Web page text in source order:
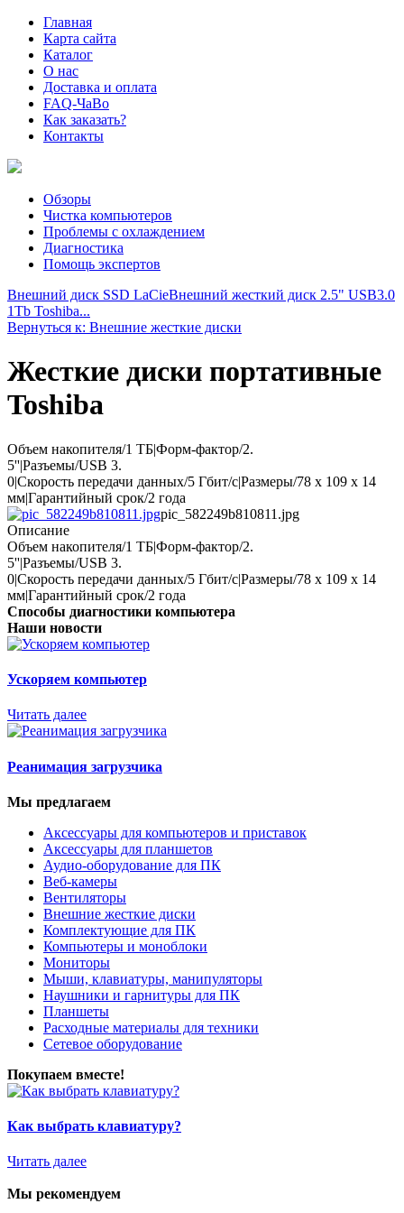
Главная
Карта сайта
Каталог
О нас
Доставка и оплата
FAQ-ЧаВо
Как заказать?
Контакты
Обзоры
Чистка компьютеров
Проблемы с охлаждением
Диагностика
Помощь экспертов
Внешний диск SSD LaCieВнешний жесткий диск 2.5" USB3.0
1Tb Toshiba...
Вернуться к: Внешние жесткие диски
Жесткие диски портативные
Toshiba
Объем накопителя/1 ТБ|Форм-фактор/2.
5''|Разъемы/USB 3.
0|Скорость передачи данных/5 Гбит/с|Размеры/78 x 109 x 14
мм|Гарантийный срок/2 года
pic_582249b810811.jpg
Описание
Объем накопителя/1 ТБ|Форм-фактор/2.
5''|Разъемы/USB 3.
0|Скорость передачи данных/5 Гбит/с|Размеры/78 x 109 x 14
мм|Гарантийный срок/2 года
Способы диагностики компьютера
Наши новости
Ускоряем компьютер
Читать далее
Реанимация загрузчика
Мы предлагаем
Аксессуары для компьютеров и приставок
Аксессуары для планшетов
Аудио-оборудование для ПК
Веб-камеры
Вентиляторы
Внешние жесткие диски
Комплектующие для ПК
Компьютеры и моноблоки
Мониторы
Мыши, клавиатуры, манипуляторы
Наушники и гарнитуры для ПК
Планшеты
Расходные материалы для техники
Сетевое оборудование
Покупаем вместе!
Как выбрать клавиатуру?
Читать далее
Мы рекомендуем